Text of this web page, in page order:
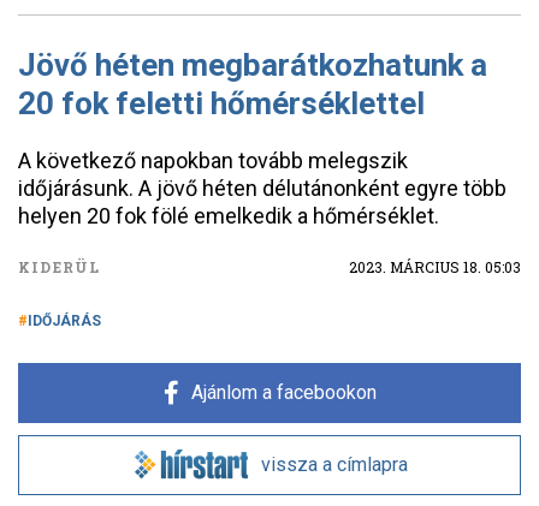
Jövő héten megbarátkozhatunk a
20 fok feletti hőmérséklettel
A következő napokban tovább melegszik
időjárásunk. A jövő héten délutánonként egyre több
helyen 20 fok fölé emelkedik a hőmérséklet.
KIDERÜL 2023. MÁRCIUS 18. 05:03
IDŐJÁRÁS
Ajánlom a facebookon
vissza a címlapra